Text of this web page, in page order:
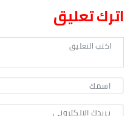
اترك تعليق